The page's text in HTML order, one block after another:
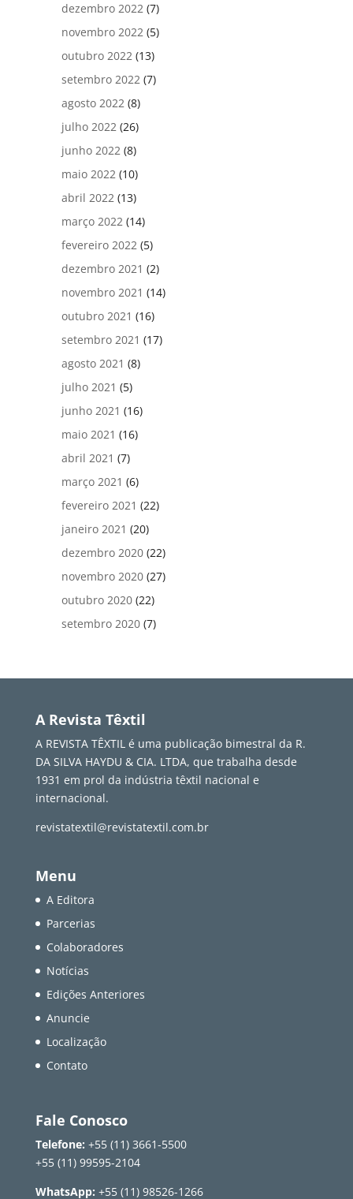
dezembro 2022 (7)
novembro 2022 (5)
outubro 2022 (13)
setembro 2022 (7)
agosto 2022 (8)
julho 2022 (26)
junho 2022 (8)
maio 2022 (10)
abril 2022 (13)
março 2022 (14)
fevereiro 2022 (5)
dezembro 2021 (2)
novembro 2021 (14)
outubro 2021 (16)
setembro 2021 (17)
agosto 2021 (8)
julho 2021 (5)
junho 2021 (16)
maio 2021 (16)
abril 2021 (7)
março 2021 (6)
fevereiro 2021 (22)
janeiro 2021 (20)
dezembro 2020 (22)
novembro 2020 (27)
outubro 2020 (22)
setembro 2020 (7)
A Revista Têxtil
A REVISTA TÊXTIL é uma publicação bimestral da R.
DA SILVA HAYDU & CIA. LTDA, que trabalha desde
1931 em prol da indústria têxtil nacional e
internacional.
revistatextil@revistatextil.com.br
Menu
A Editora
Parcerias
Colaboradores
Notícias
Edições Anteriores
Anuncie
Localização
Contato
Fale Conosco
Telefone: +55 (11) 3661-5500
+55 (11) 99595-2104
WhatsApp: +55 (11) 98526-1266